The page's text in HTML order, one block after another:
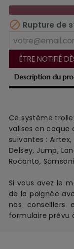
Description du
Ce système
valises en coque
suivantes :
Delsey, Jump,
Rocanto,
Si vous avez le
de la poignée
nos
formulaire prévu
 Rupture de
ÊTRE NOTIFIÉ